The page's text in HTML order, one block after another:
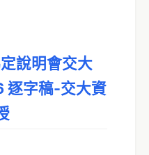
說明會交大
逐字稿-交大資